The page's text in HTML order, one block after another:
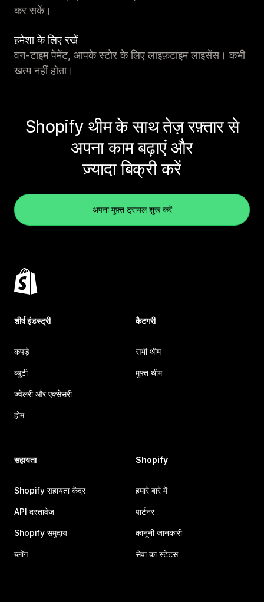
कर सकें।
हमेशा के लिए रखें
वन-टाइम पेमेंट, आपके स्टोर के लिए लाइफ़टाइम लाइसेंस। कभी
खत्म नहीं होता।
Shopify थीम के साथ तेज़ रफ़्तार से
अपना काम बढ़ाएं और
ज़्यादा बिक्री करें
अपना मुफ़्त ट्रायल शुरू करें
शीर्ष इंडस्ट्री
कपड़े
ब्यूटी
ज्वेलरी और एक्सेसरी
होम
कैटगरी
सभी थीम
मुफ़्त थीम
सहायता
Shopify सहायता केंद्र
API दस्तावेज़
Shopify समुदाय
ब्लॉग
Shopify
हमारे बारे में
पार्टनर
कानूनी जानकारी
सेवा का स्टेटस